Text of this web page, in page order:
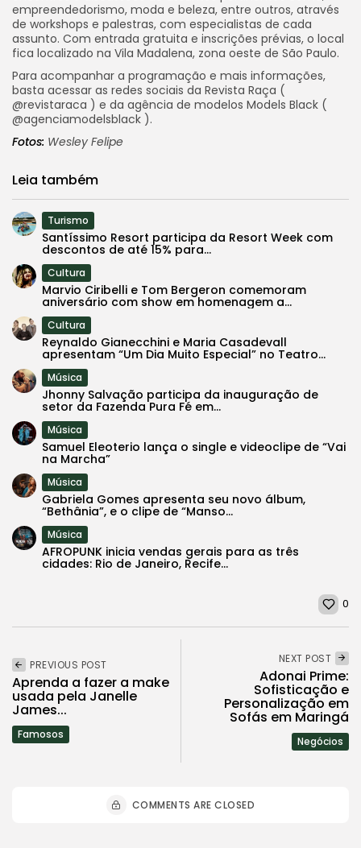
empreendedorismo, moda e beleza, entre outros, através
de workshops e palestras, com especialistas de cada
assunto. Com entrada gratuita e inscrições prévias, o local
fica localizado na Vila Madalena, zona oeste de São Paulo.
Para acompanhar a programação e mais informações,
basta acessar as redes sociais da Revista Raça (
@revistaraca ) e da agência de modelos Models Black (
@agenciamodelsblack ).
Fotos: Wesley Felipe
Leia também
Turismo
Santíssimo Resort participa da Resort Week com
descontos de até 15% para...
Cultura
Marvio Ciribelli e Tom Bergeron comemoram
aniversário com show em homenagem a...
Cultura
Reynaldo Gianecchini e Maria Casadevall
apresentam “Um Dia Muito Especial” no Teatro...
Música
Jhonny Salvação participa da inauguração de
setor da Fazenda Pura Fé em...
Música
Samuel Eleoterio lança o single e videoclipe de “Vai
na Marcha”
Música
Gabriela Gomes apresenta seu novo álbum,
“Bethânia”, e o clipe de “Manso...
Música
AFROPUNK inicia vendas gerais para as três
cidades: Rio de Janeiro, Recife...
0
PREVIOUS POST
Aprenda a fazer a make
usada pela Janelle
James...
Famosos
NEXT POST
Adonai Prime:
Sofisticação e
Personalização em
Sofás em Maringá
Negócios
COMMENTS ARE CLOSED